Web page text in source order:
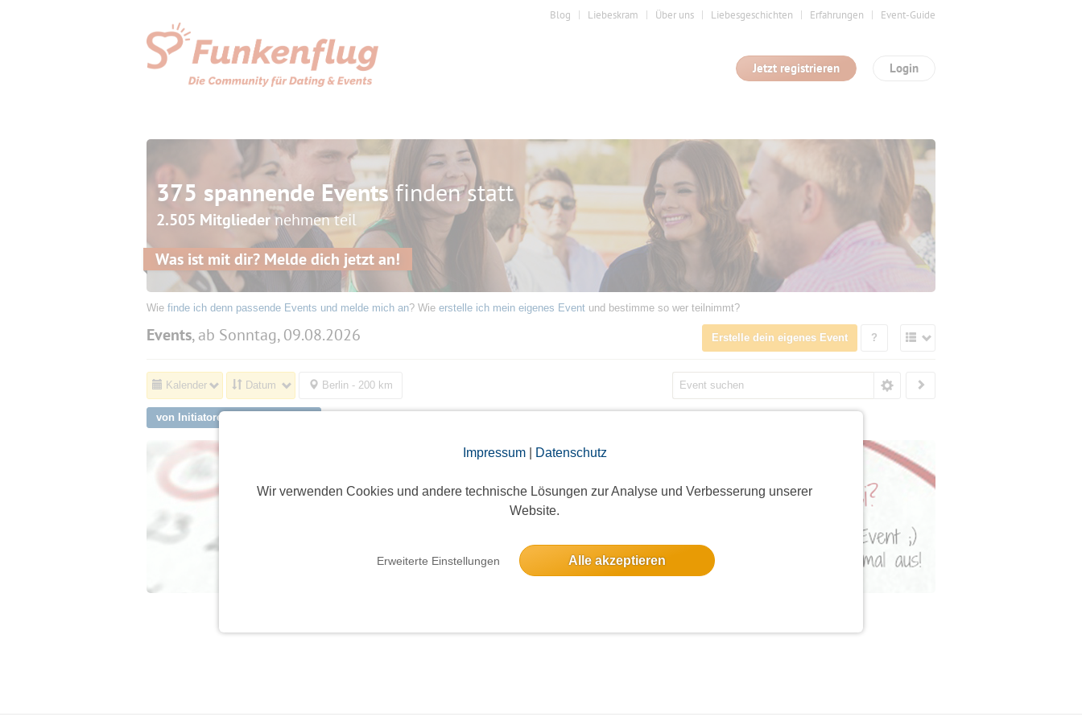
Impressum| Datenschutz
Wir verwenden Cookies und andere technische Lösungen zur Analyse und Verbesserung unserer
Website.
Erweiterte Einstellungen Alle akzeptieren
Blog Liebeskram Über uns Liebesgeschichten Erfahrungen Event-Guide
Login
Jetzt registrieren
375 spannende Eventsfinden statt
2.505 Mitgliedernehmen teil
Was ist mit dir? Melde dich jetzt an!
Wie finde ich denn passende Events und melde mich an? Wie erstelle ich mein eigenes Event und bestimme so wer teilnimmt?
Events, ab Sonntag, 09.08.2026 Erstelle dein eigenes Event ?
Kalender Datum Berlin - 200 km
von Initiatoren aus Wildberg